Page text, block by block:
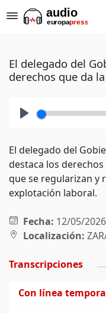
El delegado del
derechos que da
El delegado del
destaca los
que se regularizan y
explotación laboral.
Fecha: 12/05/2026
Localización:
Transcripciones
Con línea